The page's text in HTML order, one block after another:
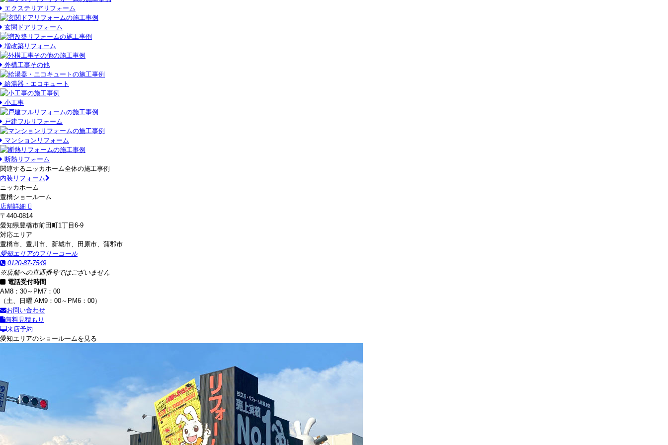
エクステリアリフォーム
玄関ドアリフォーム
増改築リフォーム
外構工事その他
給湯器・エコキュート
小工事
戸建フルリフォーム
マンションリフォーム
断熱リフォーム
関連するニッカホーム全体の施工事例
内装リフォーム
ニッカホーム
豊橋ショールーム
店舗詳細
〒440-0814
愛知県豊橋市前田町1丁目6-9
対応エリア
豊橋市、豊川市、新城市、田原市、蒲郡市
愛知エリアのフリーコール
0120-87-7549
※店舗への直通番号ではございません
電話受付時間
AM8：30～PM7：00
（土、日曜 AM9：00～PM6：00）
お問い合わせ
無料見積もり
来店予約
愛知エリアのショールームを見る